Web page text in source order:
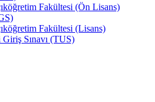
Fakültesi (Ön Lisans)
Fakültesi (Lisans)
Sınavı (TUS)